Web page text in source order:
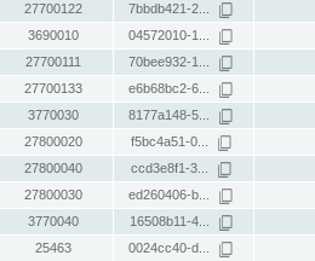
27700122 7bbdb421-2...
3690010 04572010-1...
27700111 70bee932-1...
27700133 e6b68bc2-6...
3770030 8177a148-5...
27800020 f5bc4a51-0...
27800040 ccd3e8f1-3...
27800030 ed260406-b...
3770040 16508b11-4...
25463 0024cc40-d...